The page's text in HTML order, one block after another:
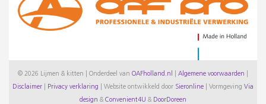
© 2026 Lijmen & kitten | Onderdeel van OAFholland.nl Algemene voorwaarden
Disclaimer Privacy verklaring Website ontwikkeld door Sieronline Vormgeving Via
design & Convenient4U & DoorDoreen